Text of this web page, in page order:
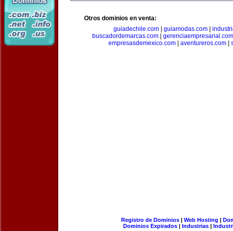
Otros dominios en venta:
guiadechile.com
guiamodas.com
buscadordemarcas.com| gerenciaempresarial.com
empresasdemexico.com| aventureros.com|
Registro de Dominios| Web Hosting |
Dominios Expirados | Industrias |